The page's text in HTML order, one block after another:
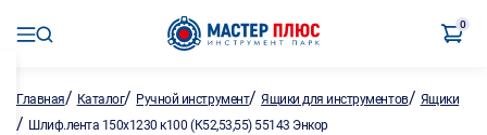
0
Главная/ Каталог/ Ручной инструмент/Ящики для инструментов/ Ящики
/ Шлиф.лента 150х1230 к100 (К52,53,55) 55143 Энкор